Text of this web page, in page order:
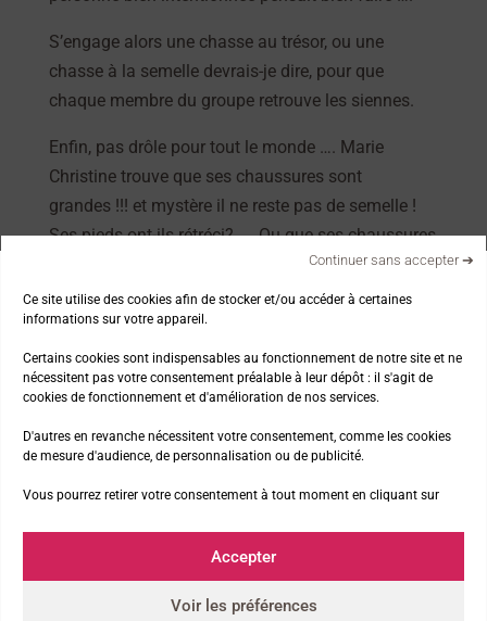
Ce site utilise des cookies afin de stocker et/ou accéder à certaines
informations sur votre appareil.
Certains cookies sont indispensables au fonctionnement de notre site et ne
nécessitent pas votre consentement préalable à leur dépôt : il s'agit de
cookies de fonctionnement et d'amélioration de nos services.
D'autres en revanche nécessitent votre consentement, comme les cookies
de mesure d'audience, de personnalisation ou de publicité.
Vous pourrez retirer votre consentement à tout moment en cliquant sur
Accepter
Continuer sans accepter ➔
Voir les préférences
S’engage alors une chasse au trésor, ou une
chasse à la semelle devrais-je dire, pour que
chaque membre du groupe retrouve les siennes.
Enfin, pas drôle pour tout le monde …. Marie
Christine trouve que ses chaussures sont
grandes !!! et mystère il ne reste pas de semelle !
Ses pieds ont-ils rétréci? …. Ou que ses chaussures
se sont-elles élargies? s’interroge-t-elle.
Pendant ce temps-là, Sylvie qui avait pris soin
afin qu’elles sèchent bien était bien embêtée de
voir Marie Christine se questionner ….
Évidemment en tant qu’accompagnante, je fais
chacun ait ses semelles et une seule ! Oui oui !
m’ont-ils tous répondu …
Nous partons donc pour la journée et Marie
Christine commence à souffrir des pieds … et sens